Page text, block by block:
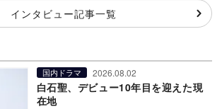
インタビュー記事一覧
国内ドラマ 2026.08.02
白石聖、デビュー10年目を迎えた現
在地